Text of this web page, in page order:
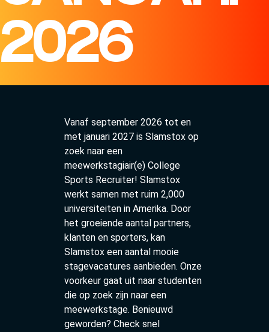
2026
Vanaf september 2026 tot en
met januari 2027 is Slamstox op
zoek naar een
meewerkstagiair(e) College
Sports Recruiter! Slamstox
werkt samen met ruim 2,000
universiteiten in Amerika. Door
het groeiende aantal partners,
klanten en sporters, kan
Slamstox een aantal mooie
stagevacatures aanbieden. Onze
voorkeur gaat uit naar studenten
die op zoek zijn naar een
meewerkstage. Benieuwd
geworden? Check snel